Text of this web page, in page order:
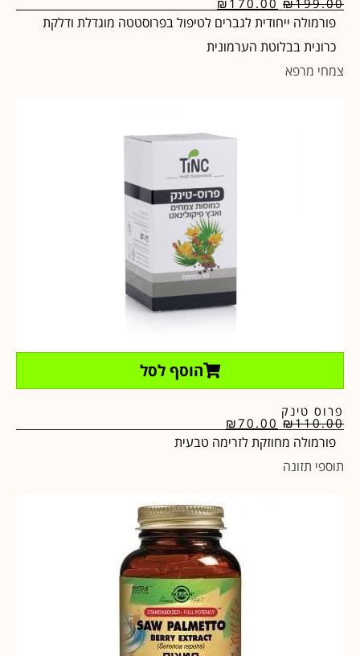
פורמולה ייחודית לגברים לטיפול בפרוסטטה מוגדלת ודלקת
כרונית בבלוטת הערמונית
צמחי מרפא
הוסף לסל
פרוס טינק
₪110.00
₪70.00
פורמולה מחוזקת לזרימה טבעית
תוספי תזונה